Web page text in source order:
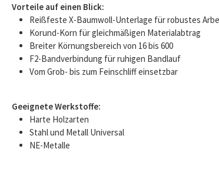
Vorteile auf einen Blick:
Reißfeste X-Baumwoll-Unterlage für robustes
Korund-Korn für gleichmäßigen Materialabtrag
Breiter Körnungsbereich von 16 bis 600
F2-Bandverbindung für ruhigen Bandlauf
Vom Grob- bis zum Feinschliff einsetzbar
Geeignete Werkstoffe:
Harte Holzarten
Stahl und Metall Universal
NE-Metalle